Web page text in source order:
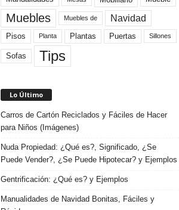
Muebles Muebles de Navidad
Pisos Planta Plantas Puertas Sillones
Sofas Tips
Lo Último
Carros de Cartón Reciclados y Fáciles de Hacer
para Niños (Imágenes)
Nuda Propiedad: ¿Qué es?, Significado, ¿Se
Puede Vender?, ¿Se Puede Hipotecar? y Ejemplos
Gentrificación: ¿Qué es? y Ejemplos
Manualidades de Navidad Bonitas, Fáciles y